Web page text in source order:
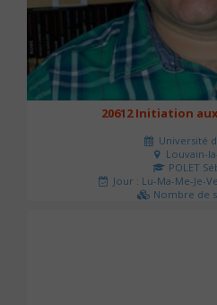
20612 Initiation
Université
Louvain-
POLET
Jour : Lu-Ma-Me-Je-
Nombre de